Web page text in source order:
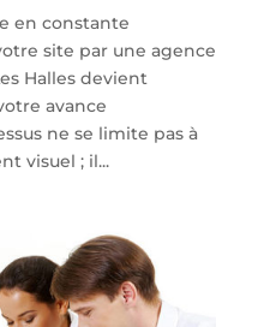
en constante
site par une agence
Halles devient
avance
ne se limite pas à
visuel ; il...